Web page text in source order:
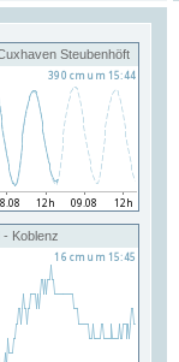
Steubenhöft
- Koblenz